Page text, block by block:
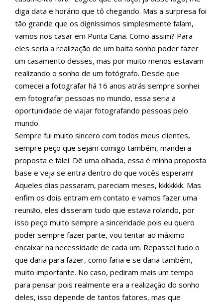
diga data e horário que tô chegando. Mas a surpresa foi
tão grande que os digníssimos simplesmente falam,
vamos nos casar em Punta Cana. Como assim? Para
eles seria a realização de um baita sonho poder fazer
um casamento desses, mas por muito menos estavam
realizando o sonho de um fotógrafo. Desde que
comecei a fotografar há 16 anos atrás sempre sonhei
em fotografar pessoas no mundo, essa seria a
oportunidade de viajar fotografando pessoas pelo
mundo.
Sempre fui muito sincero com todos meus clientes,
sempre peço que sejam comigo também, mandei a
proposta e falei. Dê uma olhada, essa é minha proposta
base e veja se entra dentro do que vocês esperam!
Aqueles dias passaram, pareciam meses, kkkkkkk. Mas
enfim os dois entram em contato e vamos fazer uma
reunião, eles disseram tudo que estava rolando, por
isso peço muito sempre a sinceridade pois eu quero
poder sempre fazer parte, vou tentar ao máximo
encaixar na necessidade de cada um. Repassei tudo o
que daria para fazer, como faria e se daria também,
muito importante. No caso, pediram mais um tempo
para pensar pois realmente era a realização do sonho
deles, isso depende de tantos fatores, mas que